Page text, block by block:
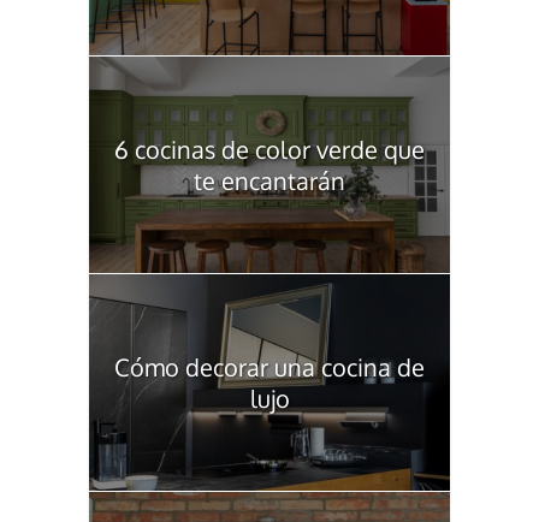
6 cocinas de color verde que
te encantarán
Cómo decorar una cocina de
lujo